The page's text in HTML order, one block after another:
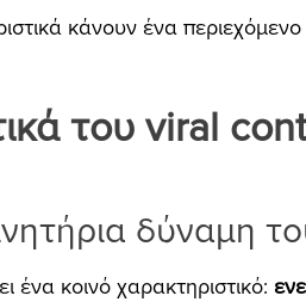
κάνουν ένα
του viral
δύναμη
ένα κοινό χαρακτηριστικό: